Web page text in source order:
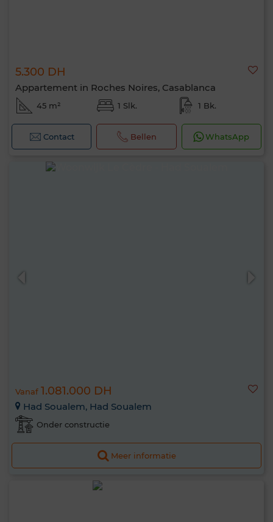
5.300 DH
Appartement in Roches Noires, Casablanca
45 m² 1 Slk. 1 Bk.
Contact Bellen WhatsApp
Vanaf 1.081.000 DH
Had Soualem, Had Soualem
Onder constructie
Meer informatie